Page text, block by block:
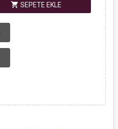
shopping_cart SEPETE EKLE